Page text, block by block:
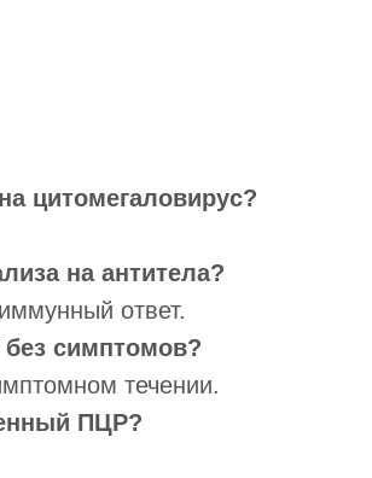
цитомегаловирус?
на антитела?
ответ.
симптомов?
течении.
ПЦР?